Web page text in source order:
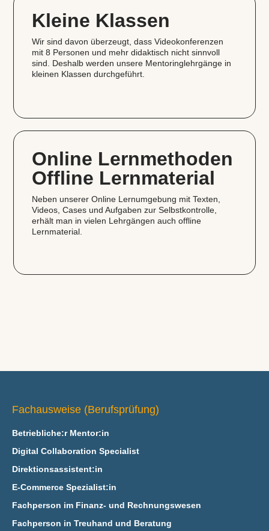
Kleine Klassen
Wir sind davon überzeugt, dass Videokonferenzen
mit 8 Personen und mehr didaktisch nicht sinnvoll
sind. Deshalb werden unsere Mentoringlehrgänge in
kleinen Klassen durchgeführt.
Online Lernmethoden
Offline Lernmaterial
Neben unserer Online Lernumgebung mit Texten,
Videos, Cases und Aufgaben zur Selbstkontrolle,
erhält man in vielen Lehrgängen auch offline
Lernmaterial.
Fachausweise (Berufsprüfung)
Betriebliche:r Mentor:in
Digital Collaboration Specialist
Direktionsassistent:in
E‑Commerce Spezialist:in
Fachperson im Finanz- und Rechnungswesen
Fachperson in Treuhand und Beratung